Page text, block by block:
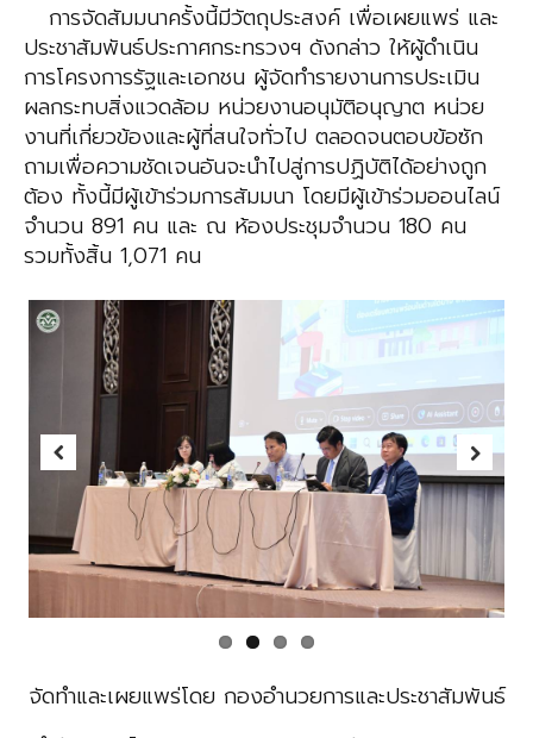
การจัดสัมมนาครั้งนี้มีวัตถุประสงค์ เพื่อเผยแพร่ และ
ประชาสัมพันธ์ประกาศกระทรวงฯ ดังกล่าว ให้ผู้ดำเนิน
การโครงการรัฐและเอกชน ผู้จัดทำรายงานการประเมิน
ผลกระทบสิ่งแวดล้อม หน่วยงานอนุมัติอนุญาต หน่วย
งานที่เกี่ยวข้องและผู้ที่สนใจทั่วไป ตลอดจนตอบข้อซัก
ถามเพื่อความชัดเจนอันจะนำไปสู่การปฏิบัติได้อย่างถูก
ต้อง ทั้งนี้มีผู้เข้าร่วมการสัมมนา โดยมีผู้เข้าร่วมออนไลน์
จำนวน 891 คน และ ณ ห้องประชุมจำนวน 180 คน
รวมทั้งสิ้น 1,071 คน
Previous Next
จัดทำและเผยแพร่โดย กองอำนวยการและประชาสัมพันธ์